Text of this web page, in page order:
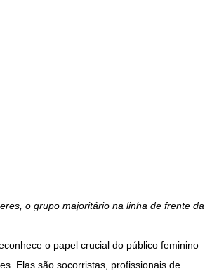
o grupo majoritário na linha de frente da
o papel crucial do público feminino
Elas são socorristas, profissionais de